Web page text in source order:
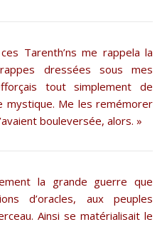
Tarenth’ns me rappela la
dressées sous mes
tout simplement de
mystique. Me les remémorer
bouleversée, alors. »
la grande guerre que
d’oracles, aux peuples
Ainsi se matérialisait le